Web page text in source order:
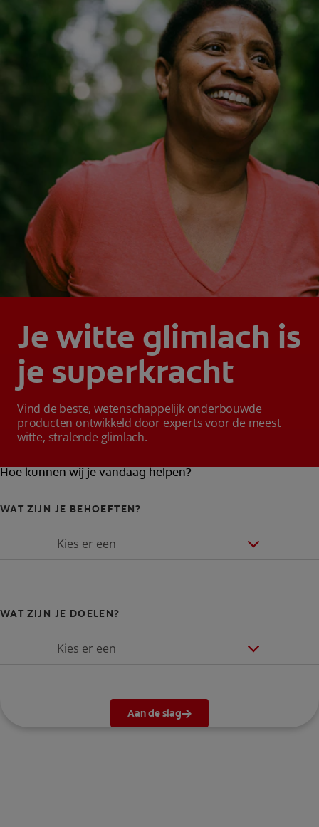
Je witte glimlach is
je superkracht
Vind de beste, wetenschappelijk onderbouwde
producten ontwikkeld door experts voor de meest
witte, stralende glimlach.
Hoe kunnen wij je vandaag helpen?
WAT ZIJN JE BEHOEFTEN?
Kies er een
WAT ZIJN JE DOELEN?
Kies er een
Aan de slag